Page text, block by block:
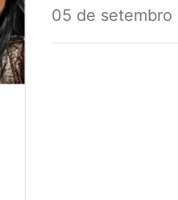
05 de setembro